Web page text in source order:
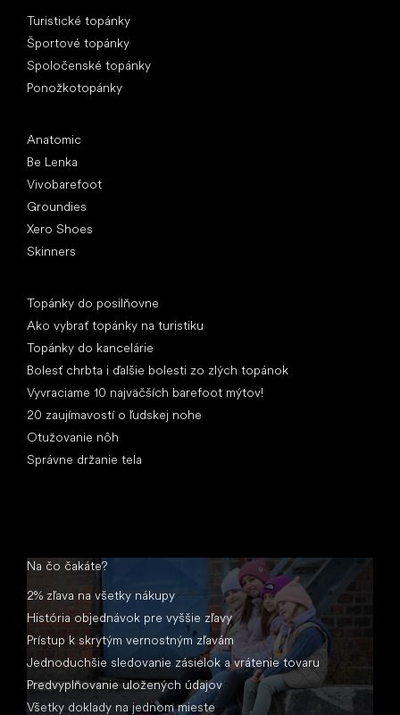
Turistické topánky
Športové topánky
Spoločenské topánky
Ponožkotopánky
Anatomic
Be Lenka
Vivobarefoot
Groundies
Xero Shoes
Skinners
Topánky do posilňovne
Ako vybrať topánky na turistiku
Topánky do kancelárie
Bolesť chrbta i ďalšie bolesti zo zlých topánok
Vyvraciame 10 najväčších barefoot mýtov!
20 zaujímavostí o ľudskej nohe
Otužovanie nôh
Správne držanie tela
Na čo čakáte?
2% zľava na všetky nákupy
História objednávok pre vyššie zľavy
Prístup k skrytým vernostným zľavám
Jednoduchšie sledovanie zásielok a vrátenie tovaru
Predvyplňovanie uložených údajov
Všetky doklady na jednom mieste